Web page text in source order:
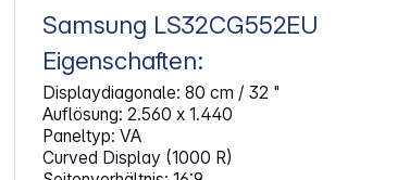
Artikelinformationen "Samsung LS32CG552EU"
Samsung LS32CG552EU
Eigenschaften:
Displaydiagonale: 80 cm / 32 "
Auflösung: 2.560 x 1.440
Paneltyp: VA
Curved Display (1000 R)